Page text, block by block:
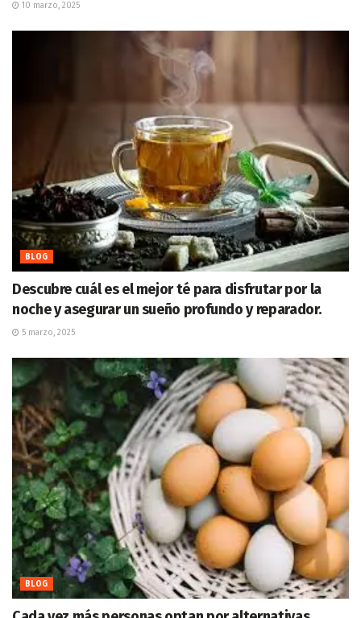
10 marzo, 2025
BLOG
Descubre cuál es el mejor té para disfrutar por la
noche y asegurar un sueño profundo y reparador.
5 marzo, 2025
BLOG